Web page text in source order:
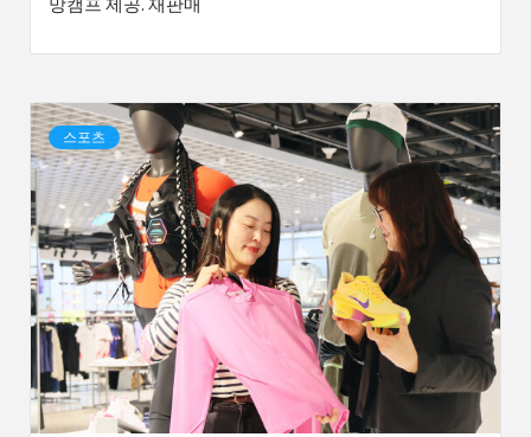
스포츠